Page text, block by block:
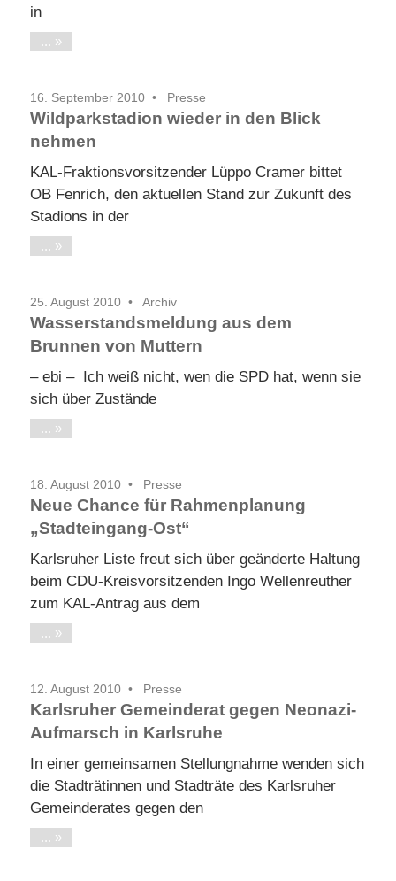
in
...
16. September 2010 Presse
Wildparkstadion wieder in den Blick
nehmen
KAL-Fraktionsvorsitzender Lüppo Cramer bittet
OB Fenrich, den aktuellen Stand zur Zukunft des
Stadions in der
...
25. August 2010 Archiv
Wasserstandsmeldung aus dem
Brunnen von Muttern
– ebi – Ich weiß nicht, wen die SPD hat, wenn sie
sich über Zustände
...
18. August 2010 Presse
Neue Chance für Rahmenplanung
„Stadteingang-Ost“
Karlsruher Liste freut sich über geänderte Haltung
beim CDU-Kreisvorsitzenden Ingo Wellenreuther
zum KAL-Antrag aus dem
...
12. August 2010 Presse
Karlsruher Gemeinderat gegen Neonazi-
Aufmarsch in Karlsruhe
In einer gemeinsamen Stellungnahme wenden sich
die Stadträtinnen und Stadträte des Karlsruher
Gemeinderates gegen den
...